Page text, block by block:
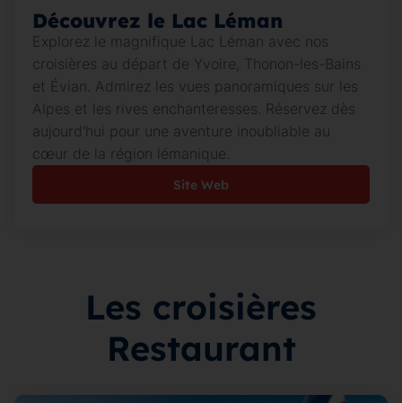
Découvrez le Lac Léman
Explorez le magnifique Lac Léman avec nos
croisières au départ de Yvoire, Thonon-les-Bains
et Évian. Admirez les vues panoramiques sur les
Alpes et les rives enchanteresses. Réservez dès
aujourd'hui pour une aventure inoubliable au
cœur de la région lémanique.
Site Web
Les croisières
Restaurant